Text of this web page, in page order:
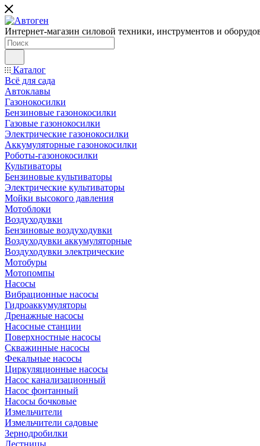
Интернет-магазин силовой техники, инструментов и
Каталог
Всё для сада
Автоклавы
Газонокосилки
Бензиновые газонокосилки
Газовые газонокосилки
Электрические газонокосилки
Аккумуляторные газонокосилки
Роботы-газонокосилки
Культиваторы
Бензиновые культиваторы
Электрические культиваторы
Мойки высокого давления
Мотоблоки
Воздуходувки
Бензиновые воздуходувки
Воздуходувки аккумуляторные
Воздуходувки электрические
Мотобуры
Мотопомпы
Насосы
Вибрационные насосы
Гидроаккумуляторы
Дренажные насосы
Насосные станции
Поверхностные насосы
Скважинные насосы
Фекальные насосы
Циркуляционные насосы
Насос канализационный
Насос фонтанный
Насосы бочковые
Измельчители
Измельчители садовые
Зернодробилки
Лестницы